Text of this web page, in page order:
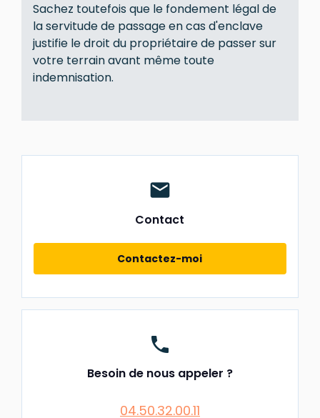
Sachez toutefois que le fondement légal de
la servitude de passage en cas d'enclave
justifie le droit du propriétaire de passer sur
votre terrain avant même toute
indemnisation.
mail
Contact
Contactez-moi
phone
Besoin de nous appeler ?
04.50.32.00.11